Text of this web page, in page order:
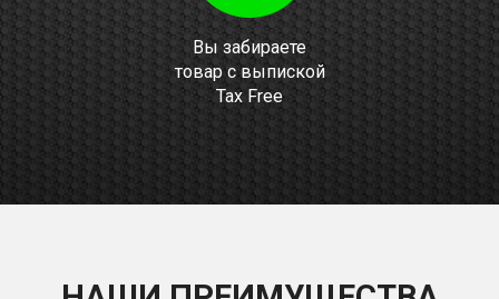
Вы забираете
товар с выпиской
Tax Free